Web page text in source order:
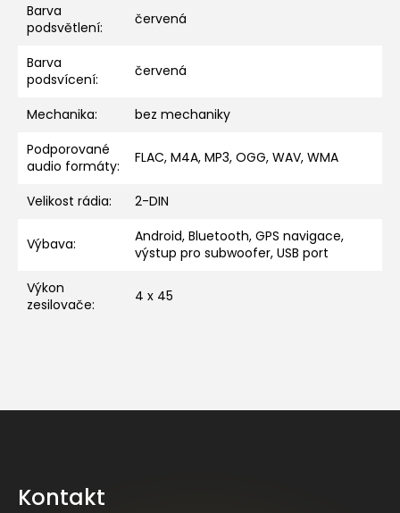
Barva
podsvětlení: červená
Barva
podsvícení: červená
Mechanika:
bez mechaniky
Podporované
audio formáty: FLAC, M4A, MP3, OGG, WAV, WMA
Velikost rádia: 2-DIN
Výbava:
Android, Bluetooth, GPS navigace,
výstup pro subwoofer, USB port
Výkon
zesilovače: 4 x 45
Kontakt